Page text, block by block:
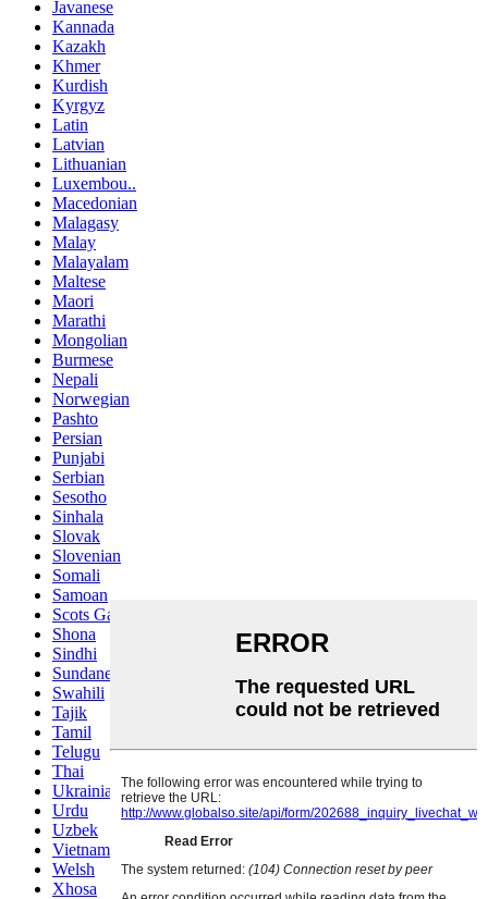
Javanese
Kannada
Kazakh
Khmer
Kurdish
Kyrgyz
Latin
Latvian
Lithuanian
Luxembou..
Macedonian
Malagasy
Malay
Malayalam
Maltese
Maori
Marathi
Mongolian
Burmese
Nepali
Norwegian
Pashto
Persian
Punjabi
Serbian
Sesotho
Sinhala
Slovak
Slovenian
Somali
Samoan
Scots Gaelic
Shona
Sindhi
Sundanese
Swahili
Tajik
Tamil
Telugu
Thai
Ukrainian
Urdu
Uzbek
Vietnamese
Welsh
Xhosa